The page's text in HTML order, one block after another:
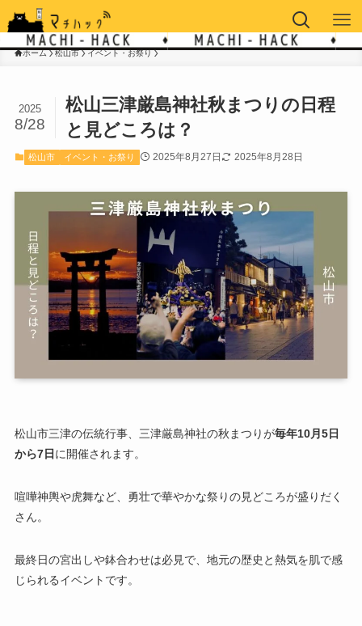
ホーム 松山市 イベント・お祭り
松山三津厳島神社秋まつりの日程
と見どころは？
2025
8/28
松山市 イベント・お祭り 2025年8月27日 2025年8月28日
松山市三津の伝統行事、三津厳島神社の秋まつりが毎年10月5日
から7日 に開催されます。
喧嘩神輿や虎舞など、勇壮で華やかな祭りの見どころが盛りだく
さん。
最終日の宮出しや鉢合わせは必見で、地元の歴史と熱気を肌で感
じられるイベントです。